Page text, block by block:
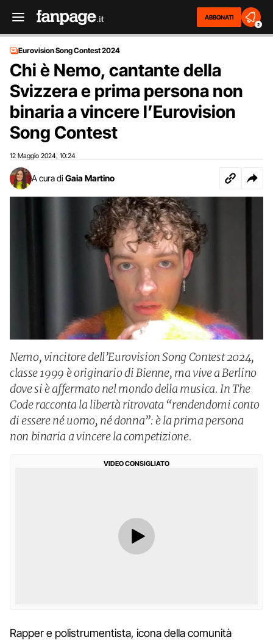
ABBONATI
2
Eurovision Song Contest 2024
Chi è Nemo, cantante della
Svizzera e prima persona non
binaria a vincere l’Eurovision
Song Contest
12 Maggio 2024 10:24
A cura di Gaia Martino
Nemo, vincitore dell’Eurovision Song Contest 2024,
classe 1999 è originario di Bienne, ma vive a Berlino
dove si è affermato nel mondo della musica. In The
Code racconta la libertà ritrovata “rendendomi conto
di essere né uomo, né donna”: è la prima persona
non binaria a vincere la competizione.
VIDEO CONSIGLIATO
Rapper e polistrumentista, icona della comunità